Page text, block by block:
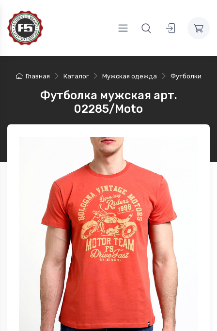
Главная Каталог Мужская одежда Футболки
Футболка мужская арт.
02285/Moto